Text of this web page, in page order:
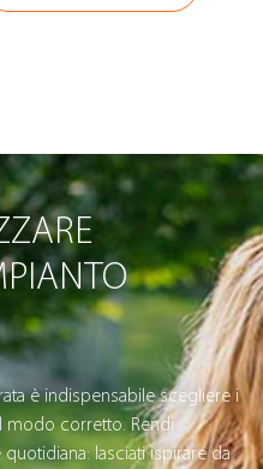
è indispensabile scegliere i
modo corretto. Rendi
lasciati ispirare da